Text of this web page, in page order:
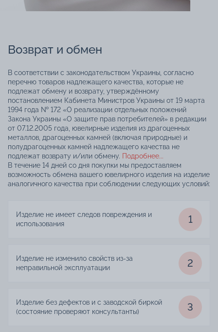
Возврат и обмен
В соответствии с законодательством Украины, согласно
перечню товаров надлежащего качества, которые не
подлежат обмену и возврату, утверждённому
постановлением Кабинета Министров Украины от 19 марта
1994 года № 172 «О реализации отдельных положений
Закона Украины «О защите прав потребителей» в редакции
от 07.12.2005 года, ювелирные изделия из драгоценных
металлов, драгоценных камней (включая природные) и
полудрагоценных камней надлежащего качества не
подлежат возврату и/или обмену. Подробнее...
В течение 14 дней со дня покупки мы предоставляем
возможность обмена вашего ювелирного изделия на изделие
аналогичного качества при соблюдении следующих условий:
Изделие не имеет следов повреждения и
использования
1
Изделие не изменило свойств из-за
неправильной эксплуатации
2
Изделие без дефектов и с заводской биркой
(состояние проверяют консультанты)
3